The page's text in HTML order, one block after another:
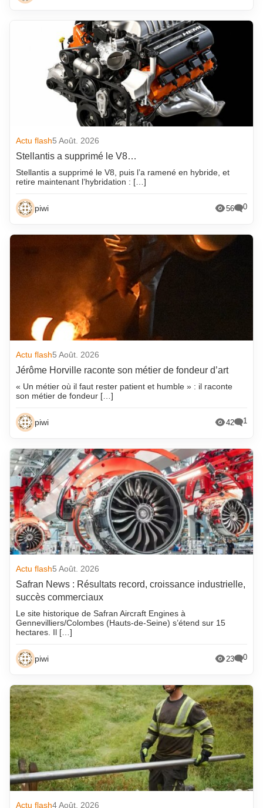
Actu flash5 Août. 2026
Stellantis a supprimé le V8…
Stellantis a supprimé le V8, puis l’a ramené en hybride, et
retire maintenant l’hybridation : […]
piwi 56 0
Actu flash5 Août. 2026
Jérôme Horville raconte son métier de fondeur d’art
« Un métier où il faut rester patient et humble » : il raconte
son métier de fondeur […]
piwi 42 1
Actu flash5 Août. 2026
Safran News : Résultats record, croissance industrielle,
succès commerciaux
Le site historique de Safran Aircraft Engines à
Gennevilliers/Colombes (Hauts-de-Seine) s’étend sur 15
hectares. Il […]
piwi 23 0
Actu flash4 Août. 2026